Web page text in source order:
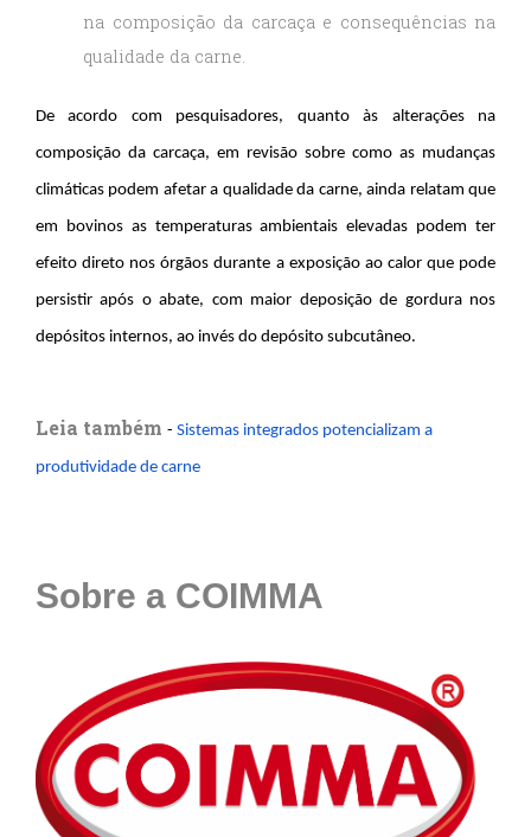
na composição da carcaça e consequências na
qualidade da carne.
De acordo com pesquisadores, quanto às alterações na
composição da carcaça, em revisão sobre como as mudanças
climáticas podem afetar a qualidade da carne, ainda relatam que
em bovinos as temperaturas ambientais elevadas podem ter
efeito direto nos órgãos durante a exposição ao calor que pode
persistir após o abate, com maior deposição de gordura nos
depósitos internos, ao invés do depósito subcutâneo.
Leia também - Sistemas integrados potencializam a
produtividade de carne
Sobre a COIMMA